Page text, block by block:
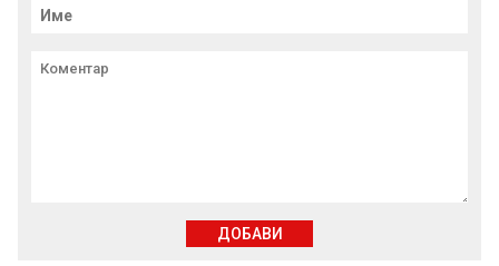
ДОБАВИ